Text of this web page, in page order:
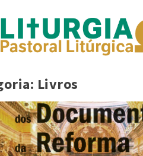
Livros